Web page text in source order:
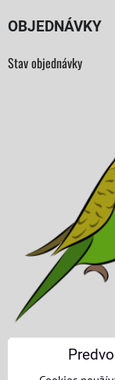
OBJEDNÁVKY
Stav objednávky